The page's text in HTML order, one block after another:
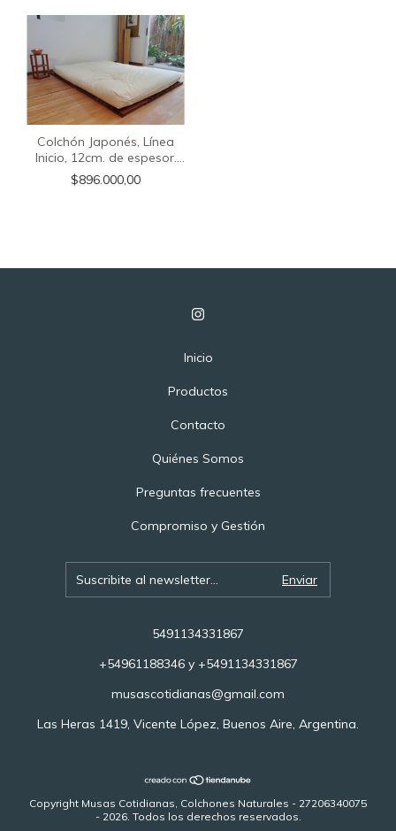
Colchón Japonés, Línea
Inicio, 12cm. de espesor.
Medida 1.00x2.00m.
$896.000,00
Inicio
Productos
Contacto
Quiénes Somos
Preguntas frecuentes
Compromiso y Gestión
5491134331867
+54961188346 y +5491134331867
musascotidianas@gmail.com
Las Heras 1419, Vicente López, Buenos Aire, Argentina.
Copyright Musas Cotidianas, Colchones Naturales - 27206340075
- 2026. Todos los derechos reservados.